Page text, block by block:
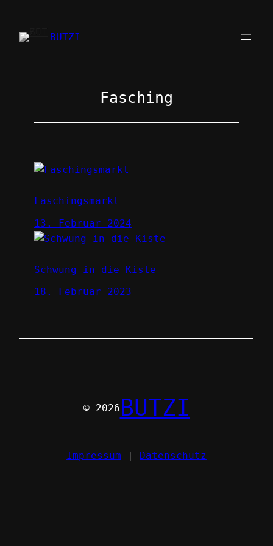
springenBUTZI
Fasching
Faschingsmarkt
13. Februar 2024
Schwung in die Kiste
18. Februar 2023
© 2026 BUTZI
Impressum | Datenschutz